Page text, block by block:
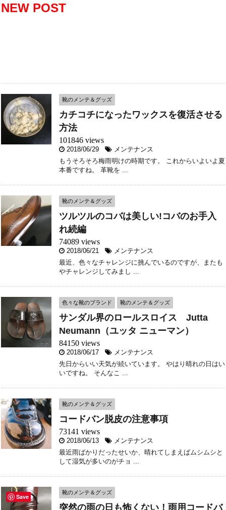
NEW POST
靴のメンテ＆グッズ
カチコチになったワックスを復活させる
方法
101846 views
2018/06/29
メンテナンス
もうそろそろ梅雨明けの時期です。 これからいよいよ夏
本番ですね。 革靴を ...
靴のメンテ＆グッズ
ツルツルのコバは美しい!コバのお手入
れ続編
74089 views
2018/06/21
メンテナンス
最近、色々なチャレンジに挑んでいるのですが、またも
やチャレンジしてみまし ...
色々な靴のブランド 靴のメンテ＆グッズ
サンダル界のロールスロイス Jutta
Neumann（ユッタ ニューマン）
84150 views
2018/06/17
メンテナンス
先日からいい天気が続いています。 やはり晴れの日はい
いですね。 そんなこ ...
靴のメンテ＆グッズ
コードバン脱皮の注意事項
73141 views
2018/06/13
メンテナンス
最近雨ばかりだったせいか、晴れてしまえばムシムシと
して湿気が多いのがチョ ...
靴のメンテ＆グッズ
突然の雨の日も怖くない！雨用コードバ
Save